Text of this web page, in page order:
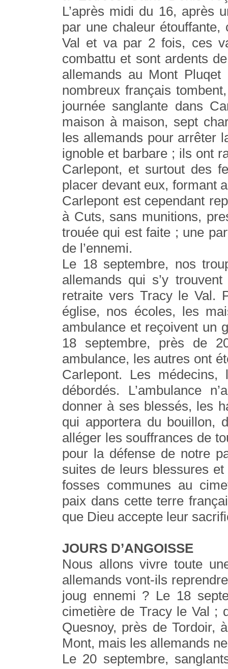
L’après midi du 16, après
par une chaleur
Val et va par 2 fois, ces
combattu et sont ardents
allemands au Mont
nombreux français
journée sanglante dans
maison à maison, sept
les allemands pour arrêter
ignoble et barbare ; ils ont
Carlepont, et surtout des
placer devant eux, formant
Carlepont est cependant
à Cuts, sans munitions,
trouée qui est faite ; une
de l’ennemi.
Le 18 septembre, nos
allemands qui s’y
retraite vers Tracy le Val.
église, nos écoles, les
ambulance et reçoivent un
18 septembre, près de
ambulance, les autres ont
Carlepont. Les
débordés. L’ambulance
donner à ses blessés, les
qui apportera du bouillon,
alléger les souffrances de
pour la défense de notre
suites de leurs blessures
fosses communes au
paix dans cette terre
que Dieu accepte leur
JOURS D’ANGOISSE
Nous allons vivre toute
allemands vont-ils
joug ennemi ? Le 18
cimetière de Tracy le Val ;
Quesnoy, près de Tordoir,
Mont, mais les allemands
Le 20 septembre,